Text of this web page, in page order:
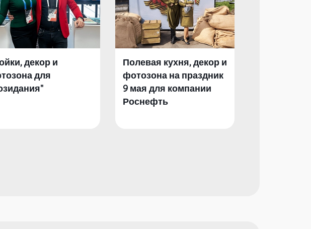
декор и
для
Полевая кухня, декор и
фотозона на праздник
9 мая для компании
Роснефть